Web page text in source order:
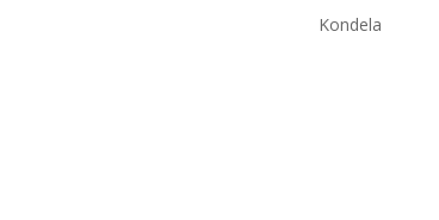
Kondela